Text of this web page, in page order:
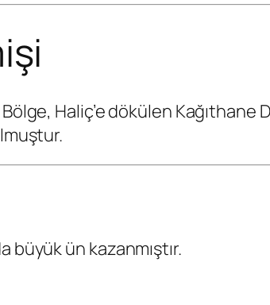
Haliç’e dökülen Kağıthane
büyük ün kazanmıştır.